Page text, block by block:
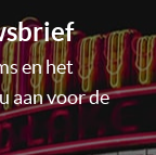
en het
aan voor de